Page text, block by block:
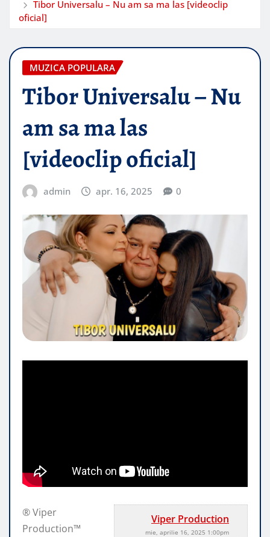
Tibor Universalu – Nu am sa ma las [videoclip
oficial]
MUZICA POPULARA
Tibor Universalu – Nu
am sa ma las
[videoclip oficial]
admin apr. 16, 2025 0
Viper Production
mie, aprilie 16, 2025 1:00pm
® Viper
Production™